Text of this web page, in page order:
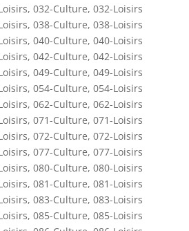
, 032-Culture, 032-Loisirs
, 038-Culture, 038-Loisirs
, 040-Culture, 040-Loisirs
, 042-Culture, 042-Loisirs
, 049-Culture, 049-Loisirs
, 054-Culture, 054-Loisirs
, 062-Culture, 062-Loisirs
, 071-Culture, 071-Loisirs
, 072-Culture, 072-Loisirs
, 077-Culture, 077-Loisirs
, 080-Culture, 080-Loisirs
, 081-Culture, 081-Loisirs
, 083-Culture, 083-Loisirs
, 085-Culture, 085-Loisirs